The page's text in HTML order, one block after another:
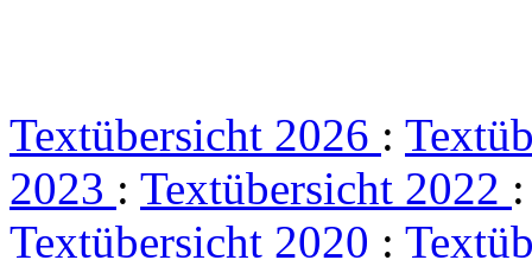
Textübersicht 2026 :
2023 : Textübersicht 2022
Textübersicht 2020 :